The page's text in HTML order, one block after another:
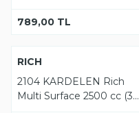
789,00 TL
Tükendi
YENI
RICH
2104 KARDELEN Rich
Multi Surface 2500 cc (3.5